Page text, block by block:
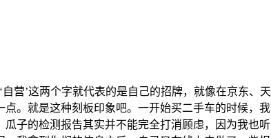
营’这两个字就代表的是自己的招牌，就像在京东、天
。就是这种刻板印象吧。一开始买二手车的时候，我
子的检测报告其实并不能完全打消顾虑，因为我也听